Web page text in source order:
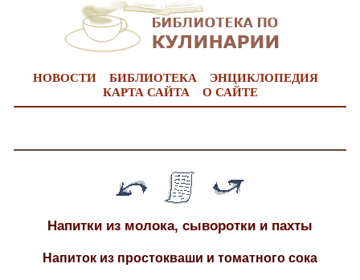
НОВОСТИ БИБЛИОТЕКА
ЭНЦИКЛОПЕДИЯ
КАРТА САЙТА
О САЙТЕ
Напитки из молока, сыворотки и пахты
Напиток из простокваши и томатного сока